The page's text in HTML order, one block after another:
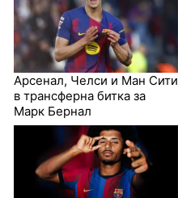
Арсенал, Челси и Ман Сити
в трансферна битка за
Марк Бернал